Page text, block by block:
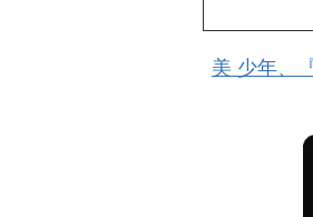
美 少年、